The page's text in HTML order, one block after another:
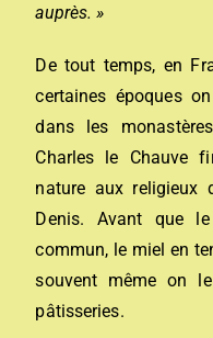
auprès. »
De tout temps, en
certaines époques
dans les
Charles le Chauve
nature aux religieux
Denis. Avant que
commun, le miel en
souvent même on
pâtisseries.